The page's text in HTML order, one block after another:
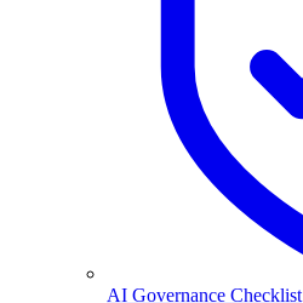
AI Governance Checklist